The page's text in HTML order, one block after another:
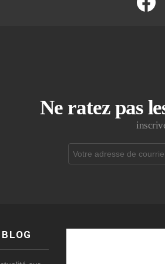
Ne ratez pas
de
courrier